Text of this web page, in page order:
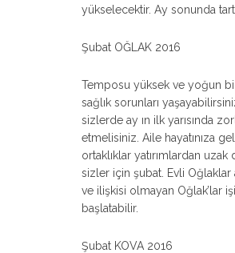
yükselecektir. Ay sonunda
Şubat OĞLAK 2016
Temposu yüksek ve yoğun
sağlık sorunları
sizlerde ay ın ilk yarısında
etmelisiniz. Aile hayatınıza
ortaklıklar yatırımlardan
sizler için şubat. Evli Oğlaklar
ve ilişkisi olmayan Oğlak’lar
başlatabilir.
Şubat KOVA 2016